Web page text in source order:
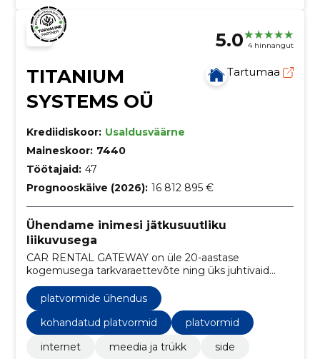
5.0 4 hinnangut
TITANIUM
SYSTEMS OÜ
Tartumaa
Krediidiskoor: Usaldusväärne
Maineskoor: 7440
Töötajaid: 47
Prognooskäive (2026): 16 812 895 €
Ühendame inimesi jätkusuutliku
liikuvusega
CAR RENTAL GATEWAY on üle 20-aastase
kogemusega tarkvaraettevõte ning üks juhtivaid
maailmas.
platvormide ühendus
kohandatud platvormid
platvormid
internet
meedia ja trükk
side